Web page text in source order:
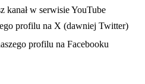
w nowej karcie
kanał w serwisie YouTube
profilu na X (dawniej Twitter)
w nowej karcieprofilu na Facebooku